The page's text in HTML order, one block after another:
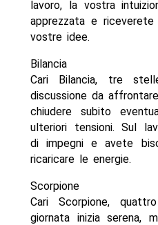
lavoro, la vostra
apprezzata e
vostre idee.
Bilancia
Cari Bilancia, tre
discussione da
chiudere subito
ulteriori tensioni. Sul
di impegni e avete
ricaricare le energie.
Scorpione
Cari Scorpione,
giornata inizia serena,